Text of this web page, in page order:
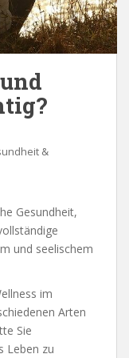
&
Gesundheit,
und seelischem
im
Arten
Sie
Leben zu